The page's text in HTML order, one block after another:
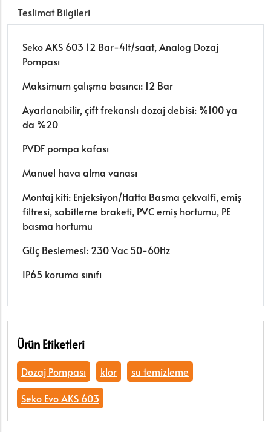
Teslimat Bilgileri
Seko AKS 603 12 Bar-4lt/saat, Analog Dozaj
Pompası
Maksimum çalışma basıncı: 12 Bar
Ayarlanabilir, çift frekanslı dozaj debisi: %100 ya
da %20
PVDF pompa kafası
Manuel hava alma vanası
Montaj kiti: Enjeksiyon/Hatta Basma çekvalfi, emiş
filtresi, sabitleme braketi, PVC emiş hortumu, PE
basma hortumu
Güç Beslemesi: 230 Vac 50-60Hz
IP65 koruma sınıfı
Ürün Etiketleri
Dozaj Pompası klor
su temizleme
Seko Evo AKS 603